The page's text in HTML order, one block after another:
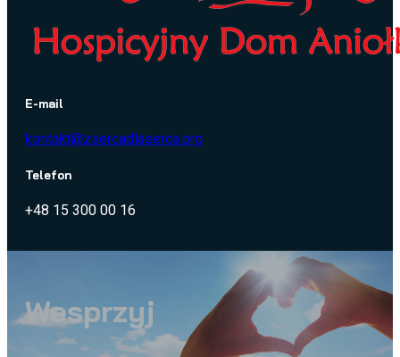
E-mail
kontakt@zsercadlaserca.org
Telefon
+48 15 300 00 16
Wesprzyj